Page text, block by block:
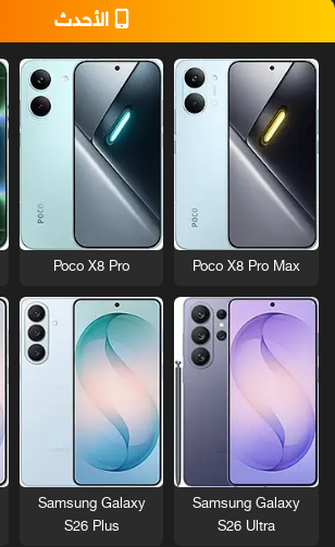
الأحدث
Poco X8 Pro Max
Poco X8 Pro
Samsung Galaxy
S26 Ultra
Samsung Galaxy
S26 Plus